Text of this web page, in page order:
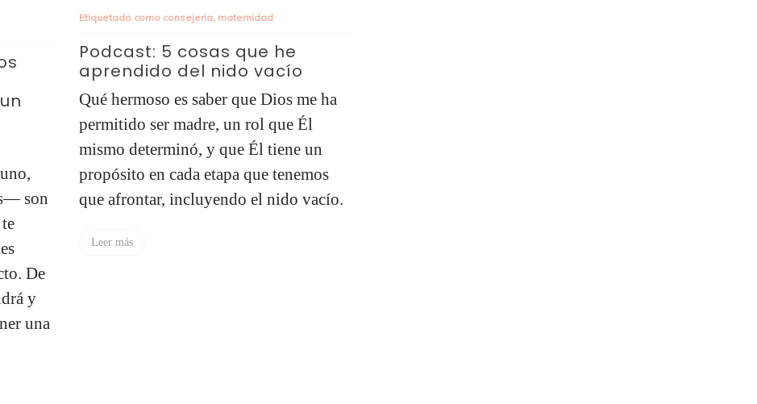
son
De
y
una
Etiquetado como consejeria, maternidad
Podcast: 5 cosas que he
aprendido del nido vacío
Qué hermoso es saber que Dios me ha
permitido ser madre, un rol que Él
mismo determinó, y que Él tiene un
propósito en cada etapa que tenemos
que afrontar, incluyendo el nido vacío.
Leer más